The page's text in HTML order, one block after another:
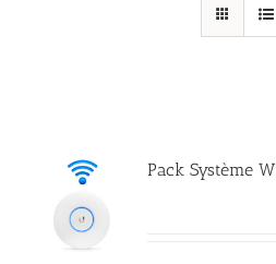
Pack Système